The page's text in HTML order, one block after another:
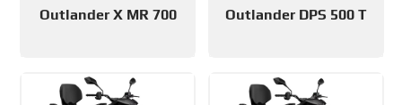
Outlander X MR 700 Outlander DPS 500 T